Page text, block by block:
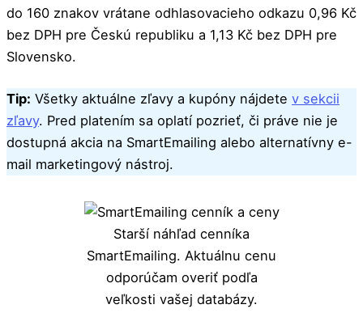
do 160 znakov vrátane odhlasovacieho odkazu 0,96 Kč
bez DPH pre Českú republiku a 1,13 Kč bez DPH pre
Slovensko.
Tip: Všetky aktuálne zľavy a kupóny nájdete v sekcii
zľavy. Pred platením sa oplatí pozrieť, či práve nie je
dostupná akcia na SmartEmailing alebo alternatívny e-
mail marketingový nástroj.
Starší náhľad cenníka
SmartEmailing. Aktuálnu cenu
odporúčam overiť podľa
veľkosti vašej databázy.